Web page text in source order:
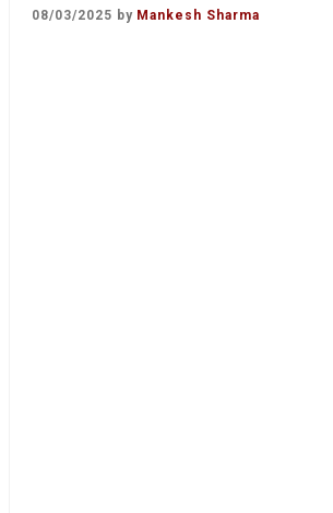
08/03/2025 by Mankesh Sharma